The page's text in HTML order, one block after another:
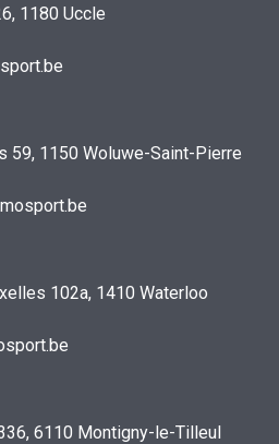
1180 Uccle
59, 1150 Woluwe-Saint-Pierre
102a, 1410 Waterloo
6110 Montigny-le-Tilleul